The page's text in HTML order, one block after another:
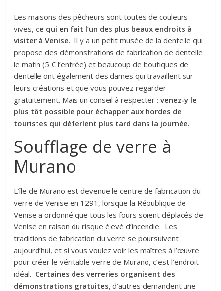
Les maisons des pêcheurs sont toutes de couleurs
vives, ce qui en fait l’un des plus beaux endroits à
visiter à Venise. Il y a un petit musée de la dentelle qui
propose des démonstrations de fabrication de dentelle
le matin (5 € l’entrée) et beaucoup de boutiques de
dentelle ont également des dames qui travaillent sur
leurs créations et que vous pouvez regarder
gratuitement. Mais un conseil à respecter :venez-y le
plus tôt possible pour échapper aux hordes de
touristes qui déferlent plus tard dans la journée.
Soufflage de verre à
Murano
L’île de Murano est devenue le centre de fabrication du
verre de Venise en 1291, lorsque la République de
Venise a ordonné que tous les fours soient déplacés de
Venise en raison du risque élevé d’incendie. Les
traditions de fabrication du verre se poursuivent
aujourd’hui, et si vous voulez voir les maîtres à l’œuvre
pour créer le véritable verre de Murano, c’est l’endroit
idéal. Certaines des verreries organisent des
démonstrations gratuites, d’autres demandent une